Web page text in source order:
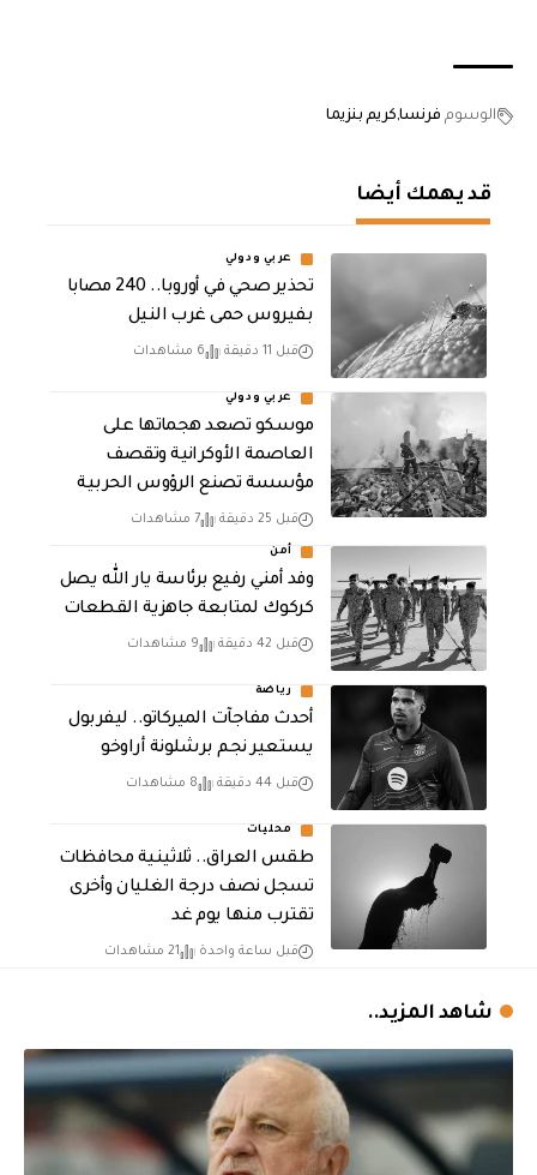
الوسوم فرنسا كريم بنزيما
قد يهمك أيضا
عربي ودولي
تحذير صحي في أوروبا.. 240 مصابا
بفيروس حمى غرب النيل
قبل 11 دقيقة 6 مشاهدات
عربي ودولي
موسكو تصعد هجماتها على
العاصمة الأوكرانية وتقصف
مؤسسة تصنع الرؤوس الحربية
قبل 25 دقيقة 7 مشاهدات
أمن
وفد أمني رفيع برئاسة يار الله يصل
كركوك لمتابعة جاهزية القطعات
قبل 42 دقيقة 9 مشاهدات
رياضة
أحدث مفاجآت الميركاتو.. ليفربول
يستعير نجم برشلونة أراوخو
قبل 44 دقيقة 8 مشاهدات
محليات
طقس العراق.. ثلاثينية محافظات
تسجل نصف درجة الغليان وأخرى
تقترب منها يوم غد
قبل ساعة واحدة 21 مشاهدات
شاهد المزيد..